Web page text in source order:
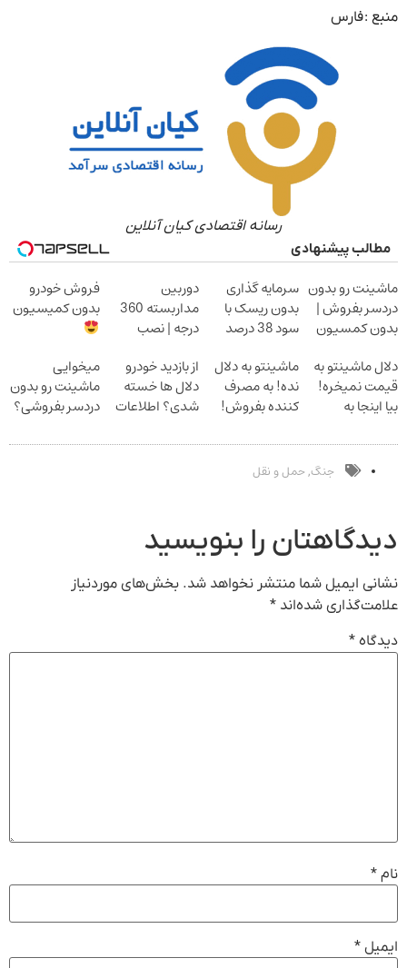
منبع :فارس
رسانه اقتصادی کیان آنلاین
مطالب پیشنهادی
ماشینت رو بدون
دردسر بفروش |
بدون کمسیون
سرمایه گذاری
بدون ریسک با
سود 38 درصد
دوربین
مداربسته 360
درجه | نصب
فروش خودرو
بدون کمیسیون
دلال ماشینتو به
قیمت نمیخره!
بیا اینجا به
بفروش*فقط
خریدار واقعی*
ماشینتو به دلال
نده! به مصرف
کننده بفروش!
یک تماس
از بازدید خودرو
دلال ها خسته
شدی؟ اطلاعات
ثبت کن
میخوایی
ماشینت رو بدون
دردسر بفروشی؟
جنگ, حمل و نقل
دیدگاهتان را بنویسید
نشانی ایمیل شما منتشر نخواهد شد. بخش‌های موردنیاز
علامت‌گذاری شده‌اند *
دیدگاه *
نام *
ایمیل *